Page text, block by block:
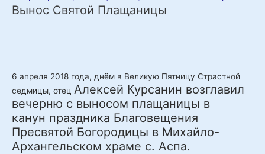
Вынос Святой Плащаницы
6 апреля 2018 года, днём в Великую Пятницу Страстной
седмицы, отец Алексей Курсанин возглавил
вечерню с выносом плащаницы в
канун праздника Благовещения
Пресвятой Богородицы в Михайло-
Архангельском храме с. Аспа.
записям